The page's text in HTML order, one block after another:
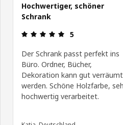
Hochwertiger, schöner
Schrank
Bewertung: 5
5
Der Schrank passt perfekt ins
Büro. Ordner, Bücher,
Dekoration kann gut verräumt
werden. Schöne Holzfarbe,
hochwertig verarbeitet.